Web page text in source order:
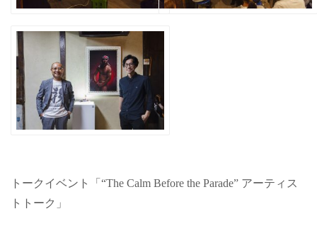
トークイベント「“The Calm Before the Parade” アーティス
トトーク」